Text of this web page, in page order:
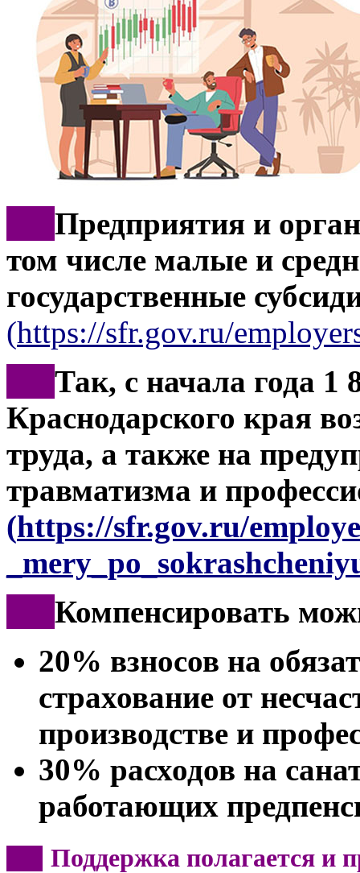
Предприятия и
том числе малые и
государственные
(https://sfr.gov.ru/
Так, с начала года 1
Краснодарского края
труда, а также на
травматизма и
(https://sfr.gov.ru/
Компенсировать
20% взносов на
страхование от
производстве и
30% расходов на
работающих
Поддержка полагается и